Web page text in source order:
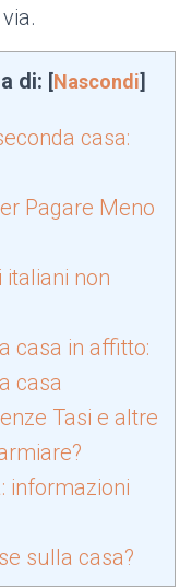
di: [Nascondi]
casa:
Pagare Meno
non
casa in affitto:
casa
Tasi e altre
informazioni
sulla casa?